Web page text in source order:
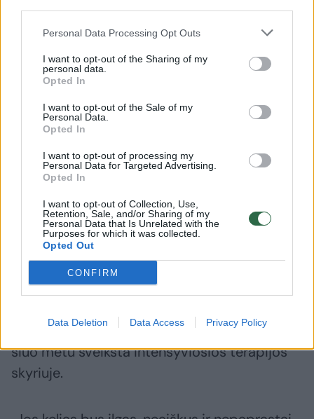
Personal Data Processing Opt Outs
I want to opt-out of the Sharing of my
personal data.
Opted In
I want to opt-out of the Sale of my
Personal Data.
Opted In
I want to opt-out of processing my
Personal Data for Targeted Advertising.
Opted In
I want to opt-out of Collection, Use,
Retention, Sale, and/or Sharing of my
Personal Data that Is Unrelated with the
Purposes for which it was collected.
Opted Out
CONFIRM
Data Deletion Data Access Privacy Policy
Prieš skubią operaciją
trylikos metų šaudynių auka
dalyko
Skelbiama, kad, kad Sophios motina yra
vaikų intensyviosios terapijos slaugytoja ir
atvyko į darbą nežinodama, kad buvo užpulta
jos vaikų mokykla – ir kad jos dukra yra
sunkiai sužeista.
Mergaitei buvo atlikta skubi operacija, ir ji
šiuo metu sveiksta intensyviosios terapijos
skyriuje.